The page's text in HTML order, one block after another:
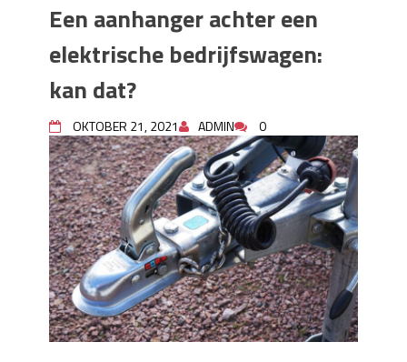
evenementen
H₂S in Rotterdamse woonwijken:
metingen, geurneutralisatie en
resultaten
keuze voor iedere tuin
Wat is een sleuvenzaagmachine en
wanneer gebruik je hem?
Wonen in balans en comfort
Wanneer is het slim om een
graafmachine te huren in plaats van te
kopen?
Buitenleven, de tuin en een hangmat
kopen
Verbouwen? Sla je inboedel tijdelijk op!
Een aanhanger achter een
elektrische bedrijfswagen:
kan dat?
OKTOBER 21, 2021 ADMIN 0